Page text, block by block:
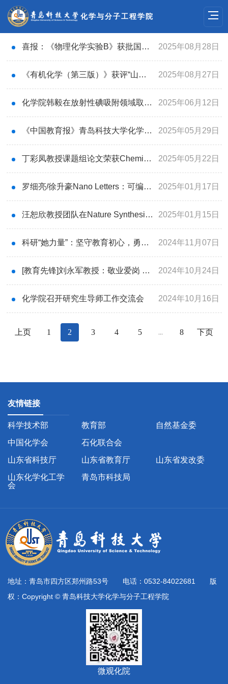
化学与分子工程学院
喜报：《物理化学实验B》获批国家一流本科课程 2025年08月28日
《有机化学（第三版）》获评“山东省高等教育一流教材” 2025年08月27日
化学院韩毅在放射性碘吸附领域取得新进展 2025年06月12日
《中国教育报》青岛科技大学化学与分子工程学院：创新驱动 打造拔尖创新人才培育高地 2025年05月29日
丁彩凤教授课题组论文荣获Chemical Science 2024最受欢迎分析化学论文合辑 2025年05月22日
罗细亮/徐升豪Nano Letters：可编程DNA纳米开关调节的等离子体CRISPR-Cas12a传感平台用于多重生物标志物分析 2025年01月17日
汪恕欣教授团队在Nature Synthesis期刊报道世界最小的银质“足球”团簇的合成 2025年01月15日
科研“她力量”：坚守教育初心，勇担科研重任 2024年11月07日
[教育先锋]刘永军教授：敬业爱岗 潜心育人 2024年10月24日
化学院召开研究生导师工作交流会 2024年10月16日
上页 1 2 3 4 5 ... 8 下页
友情链接
科学技术部 教育部
自然基金委
中国化学会
石化联合会
山东省科技厅
山东省教育厅
山东省发改委
山东化学化工学
会
青岛市科技局
地址：青岛市四方区郑州路53号 电话：0532-84022681 版
权：Copyright © 青岛科技大学化学与分子工程学院
微观化院